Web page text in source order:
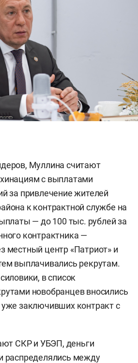
Муллина считают
с выплатами
за привлечение жителей
к контрактной службе на
— до 100 тыс. рублей за
контрактника —
местный центр «Патриот» и
выплачивались рекрутам.
в список
новобранцев вносились
заключивших контракт с
СКР и УБЭП, деньги
распределялись между